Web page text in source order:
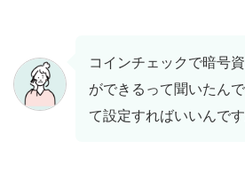
コインチェックで暗号
ができるって聞いたん
て設定すればいいんで